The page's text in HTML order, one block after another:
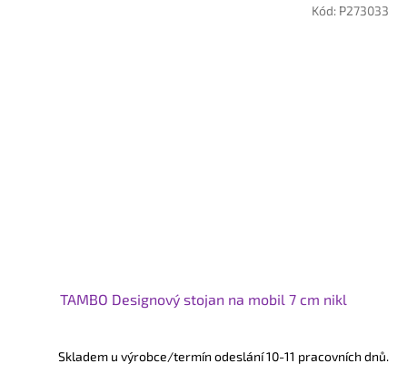
TAMBO Designový stojan na mobil 7 cm nikl
Skladem u výrobce/termín odeslání 10-11 pracovních dnů.
Kód: P273033